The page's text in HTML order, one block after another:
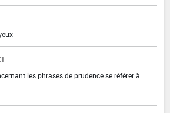
les phrases de prudence se référer à